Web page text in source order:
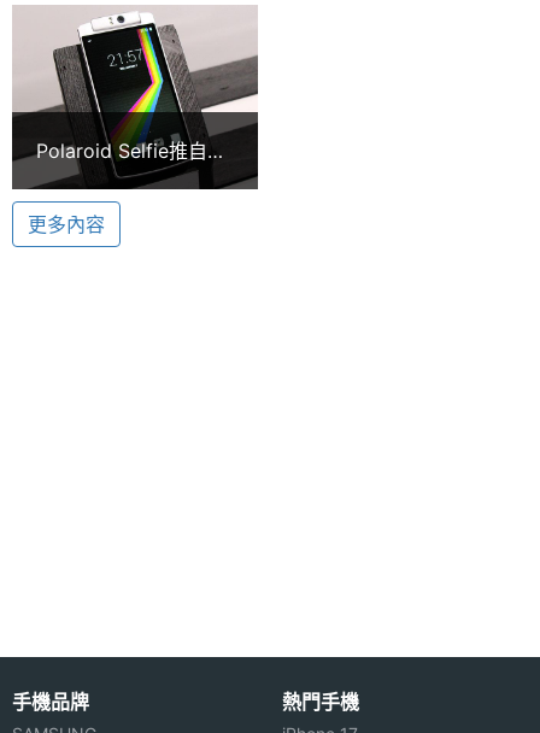
顯示螢幕
主螢幕
5.5 inch
主螢幕
解析度
1280x720 pixels
主相機
Polaroid Selfie推自拍
手機 激似OPPO
N1【CES 2015】
更多內容
手機品牌 熱門手機